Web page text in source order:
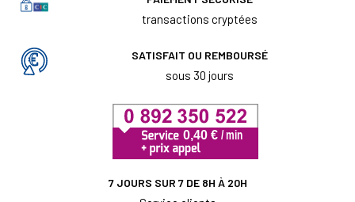
transactions cryptées
SATISFAIT OU REMBOURSÉ
sous 30 jours
7 JOURS SUR 7 DE 8H À 20H